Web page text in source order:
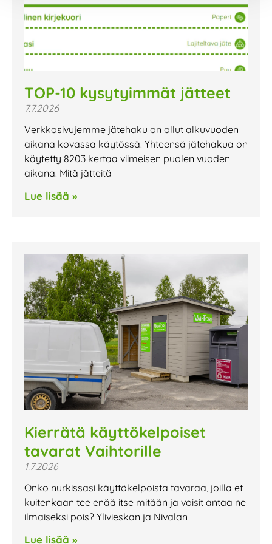
TOP-10 kysytyimmät jätteet
7.7.2026
Verkkosivujemme jätehaku on ollut alkuvuoden
aikana kovassa käytössä. Yhteensä jätehakua on
käytetty 8203 kertaa viimeisen puolen vuoden
aikana. Mitä jätteitä
Lue lisää »
Kierrätä käyttökelpoiset
tavarat Vaihtorille
1.7.2026
Onko nurkissasi käyttökelpoista tavaraa, joilla et
kuitenkaan tee enää itse mitään ja voisit antaa ne
ilmaiseksi pois? Ylivieskan ja Nivalan
Lue lisää »